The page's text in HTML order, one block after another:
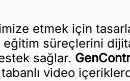
etmek için
eğitim süreçlerini
sağlar.
video